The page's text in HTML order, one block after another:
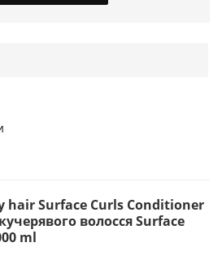
hair Surface Curls Conditioner
волосся Surface
ml